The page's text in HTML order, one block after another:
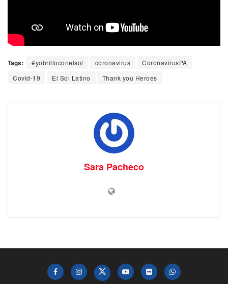
Tags: #yobrilloconelsol coronavirus
CoronavirusPA
Covid-19
El Sol Latino Thank you Heroes
Sara Pacheco